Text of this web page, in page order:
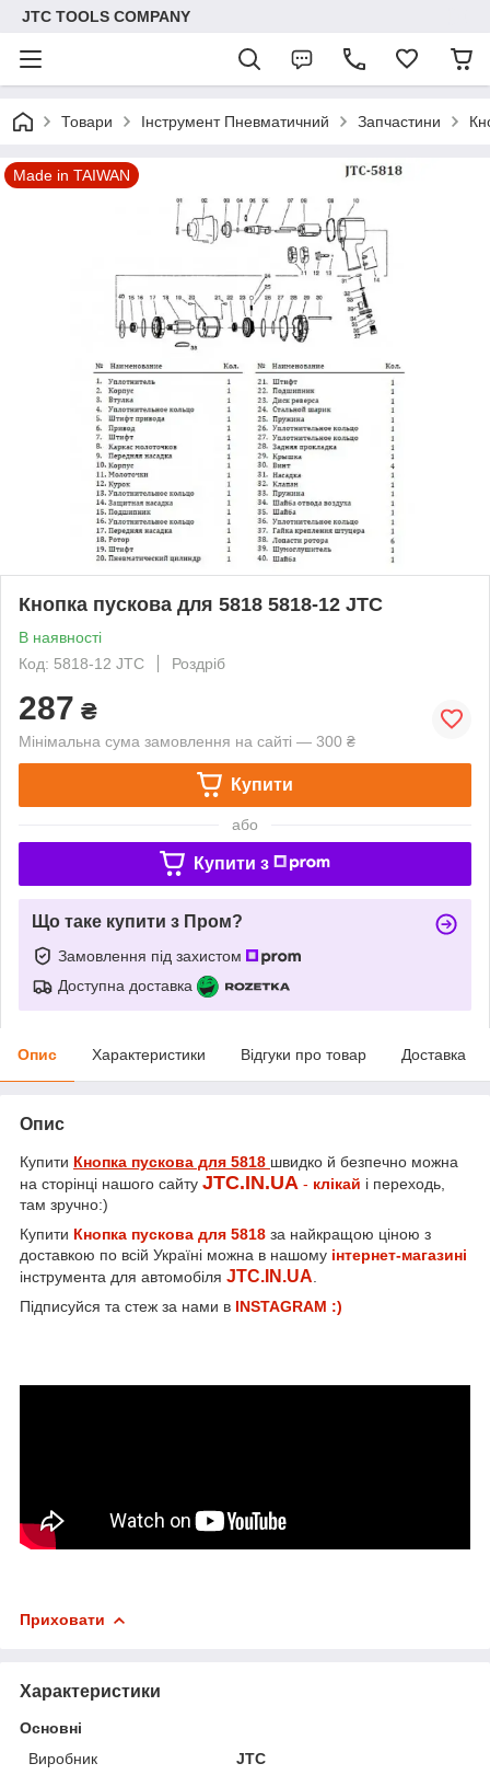
JTC TOOLS COMPANY
Товари Інструмент Пневматичний Запчастини
Made in TAIWAN
Кнопка пускова для 5818 5818-12 JTC
В наявності
Код: 5818-12 JTC
Роздріб
287 ₴
Мінімальна сума замовлення на сайті — 300 ₴
Купити
або
Купити з
Що таке купити з Пром?
Замовлення під захистом
Доступна доставка
Опис Характеристики Відгуки про товар Доставка
Опис
Купити Кнопка пускова для 5818 швидко й безпечно можна
на сторінці нашого сайту JTC.IN.UA - клікай і переходь,
там зручно:)
Купити Кнопка пускова для 5818 за найкращою ціною з
доставкою по всій Україні можна в нашому інтернет-магазині
інструмента для автомобіля JTC.IN.UA
Підписуйся та стеж за нами в INSTAGRAM :)
Приховати
Характеристики
Основні
Виробник
JTC